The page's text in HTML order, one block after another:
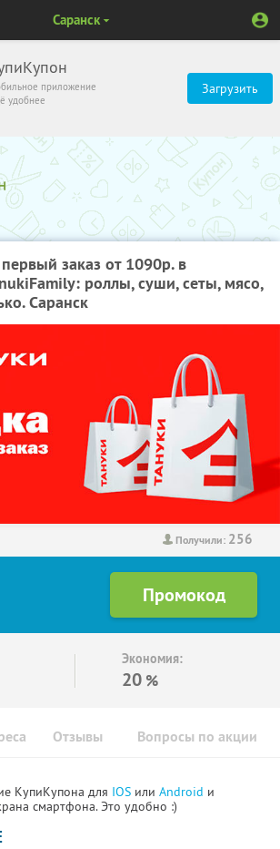
приложение
удобнее
Загрузить
Саранск
заказ от 1090р. в
роллы, суши, сеты, мясо,
Саранск
Получили: 256
Экономия:
20 %
Отзывы Вопросы по акции
КупиКупона для IOS или Android и
смартфона. Это удобно :)